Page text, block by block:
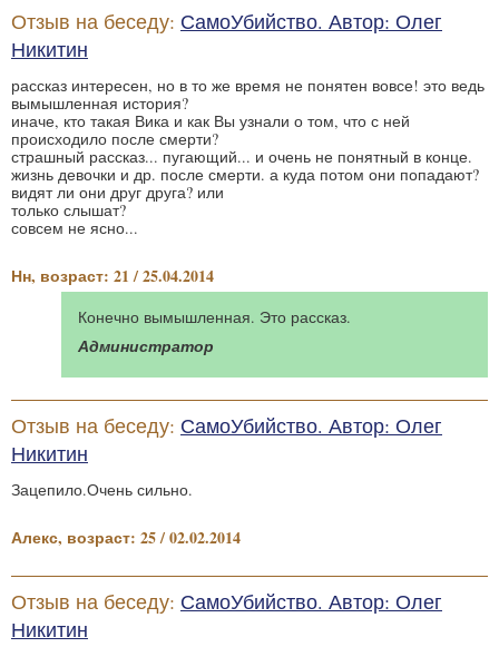
Отзыв на беседу: СамоУбийство. Автор: Олег
Никитин
рассказ интересен, но в то же время не понятен вовсе! это ведь
вымышленная история?
иначе, кто такая Вика и как Вы узнали о том, что с ней
происходило после смерти?
страшный рассказ... пугающий... и очень не понятный в конце.
жизнь девочки и др. после смерти. а куда потом они попадают?
видят ли они друг друга? или
только слышат?
совсем не ясно...
Нн, возраст: 21 / 25.04.2014
Конечно вымышленная. Это рассказ.
Администратор
Отзыв на беседу: СамоУбийство. Автор: Олег
Никитин
Зацепило.Очень сильно.
Алекс, возраст: 25 / 02.02.2014
Отзыв на беседу: СамоУбийство. Автор: Олег
Никитин